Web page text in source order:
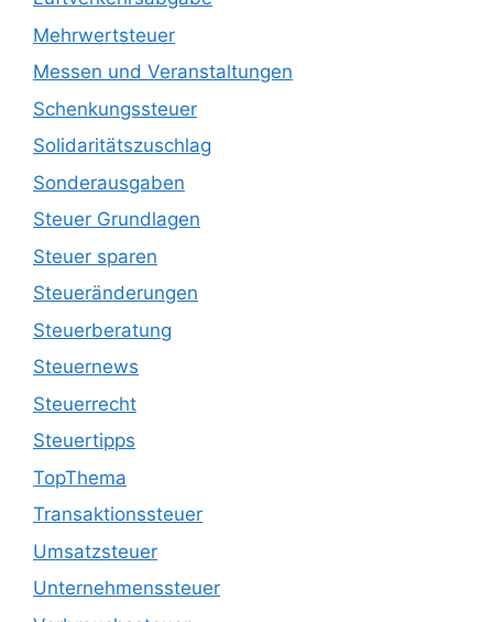
Mehrwertsteuer
Messen und Veranstaltungen
Schenkungssteuer
Solidaritätszuschlag
Sonderausgaben
Steuer Grundlagen
Steuer sparen
Steueränderungen
Steuerberatung
Steuernews
Steuerrecht
Steuertipps
TopThema
Transaktionssteuer
Umsatzsteuer
Unternehmenssteuer